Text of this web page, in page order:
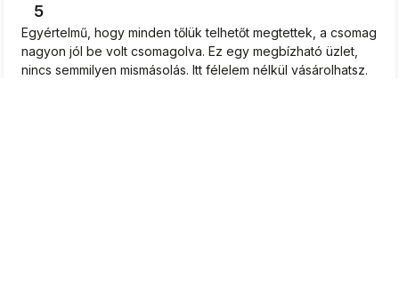
5
Egyértelmű, hogy minden tőlük telhetőt megtettek, a csomag
nagyon jól be volt csomagolva. Ez egy megbízható üzlet,
nincs semmilyen mismásolás. Itt félelem nélkül vásárolhatsz.